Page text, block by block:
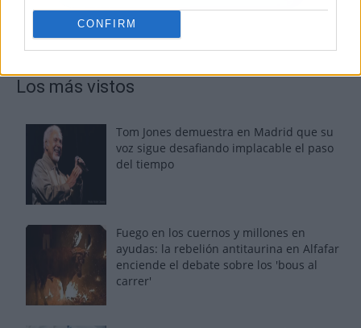
CONFIRM
Los más vistos
Tom Jones demuestra en Madrid que su
voz sigue desafiando implacable el paso
del tiempo
Fuego en los cuernos y millones en
ayudas: la rebelión antitaurina en Alfafar
enciende el debate sobre los 'bous al
carrer'